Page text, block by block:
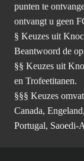
punten te
ontvangt u geen
§ Keuzes uit
Beantwoord de
§§ Keuzes uit
en Trofeetitanen.
§§§ Keuzes
Canada,
Portugal, Saoedi-